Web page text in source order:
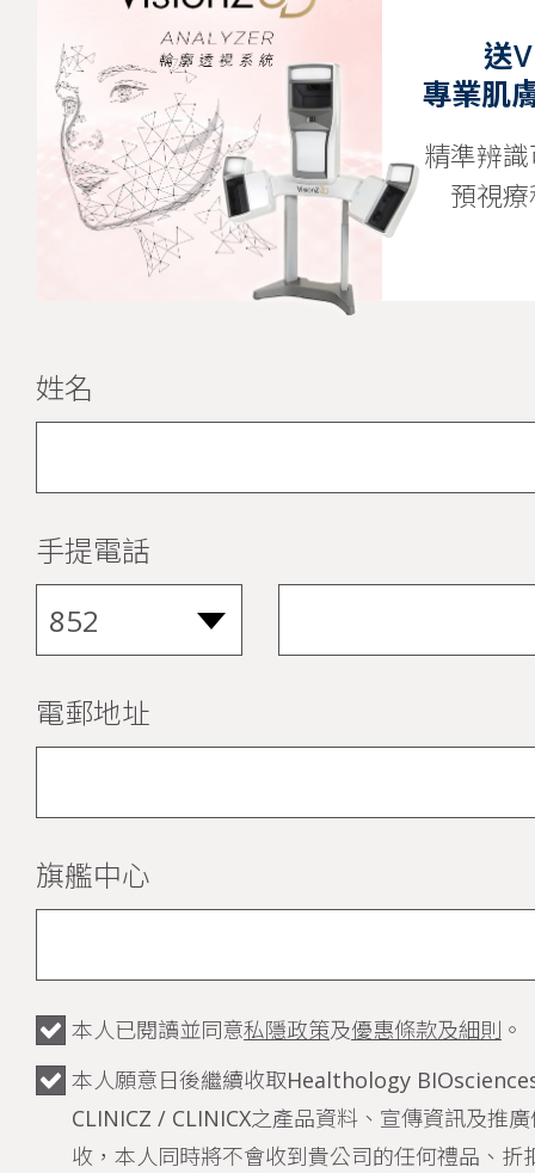
送
專業肌
精準辨
預視
姓名
手提電話
電郵地址
旗艦中心
本人已閱讀並同意私隱政策及優惠條款及細則 。
本人願意日後繼續收取Healthology
CLINICZ / CLINICX之產品資料、宣傳資訊及推
收，本人同時將不會收到貴公司的任何禮品、折